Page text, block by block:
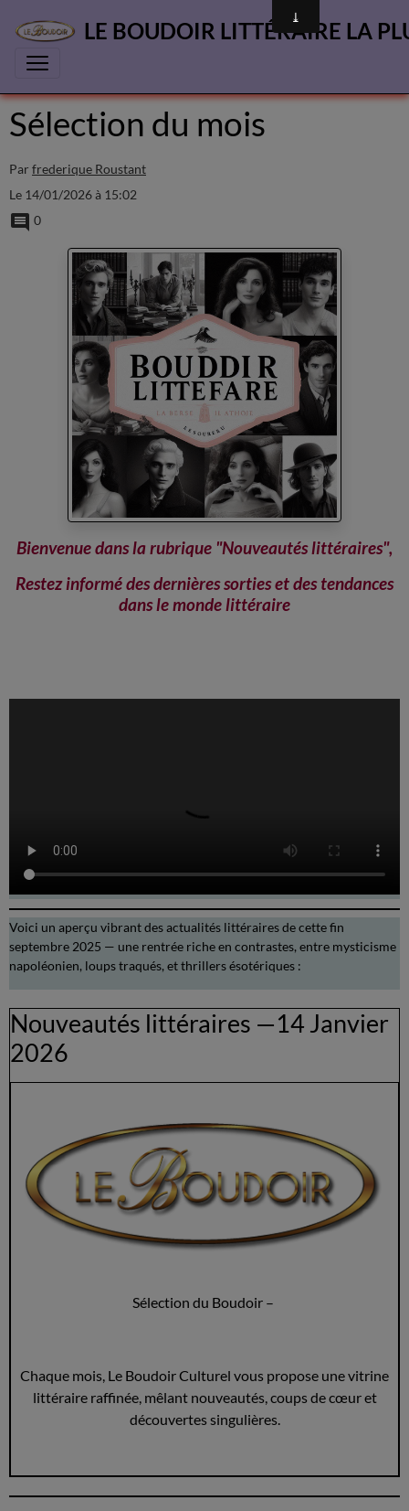
LE BOUDOIR LITTÉRAIRE LA
Sélection du mois
Par frederique Roustant
Le 14/01/2026à 15:02
0
Bienvenue dans la rubrique "Nouveautés littéraires",
Restez informé des dernières sorties et des tendances
dans le monde littéraire
Voici un aperçu vibrant des actualités littéraires de cette fin
septembre 2025 — une rentrée riche en contrastes, entre mysticisme
napoléonien, loups traqués, et thrillers ésotériques :
Nouveautés littéraires —14 Janvier
2026
Sélection du Boudoir –
Chaque mois, Le Boudoir Culturel vous propose une vitrine
littéraire raffinée, mêlant nouveautés, coups de cœur et
découvertes singulières.